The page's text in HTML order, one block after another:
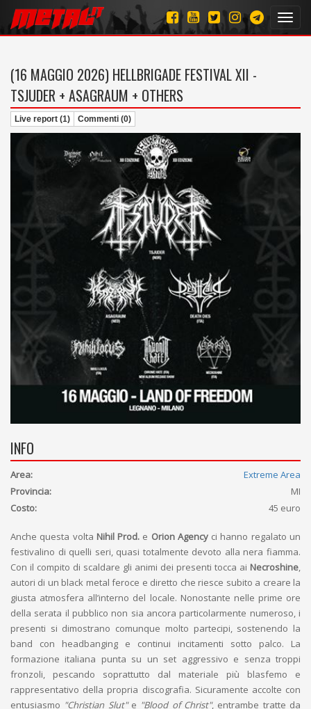
(16 MAGGIO 2026) HELLBRIGADE FESTIVAL XII -
TSJUDER + ASAGRAUM + OTHERS
Live report (1) Commenti (0)
INFO
Area:
Extreme Area
Provincia:
MI
Costo:
45 euro
Anche questa volta Nihil Prod. e Orion Agencyci hanno regalato un
festivalino di quelli seri, quasi totalmente devoto alla nera fiamma.
Con il compito di scaldare gli animi dei presenti tocca ai Necroshine,
autori di un black metal feroce e diretto che riesce subito a creare la
giusta atmosfera all’interno del locale. Nonostante nelle prime ore
della serata il pubblico non sia ancora particolarmente numeroso, i
presenti si dimostrano comunque molto partecipi, sostenendo la
band con headbanging e continui incitamenti sotto palco. La
formazione italiana punta su un set aggressivo e senza troppi
fronzoli, pescando soprattutto dal materiale più blasfemo e
rappresentativo della propria discografia. Sicuramente accolte con
entusiasmo "Christian Slut"e "Blood of Christ", entrambe tratte da